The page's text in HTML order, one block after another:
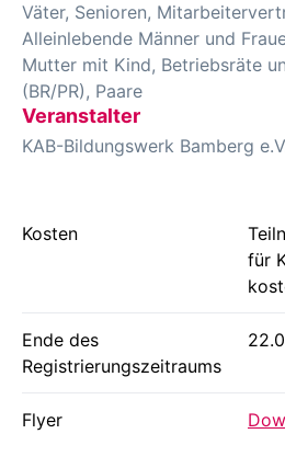
Väter, Senioren,
Alleinlebende Männer und
Mutter mit Kind, Betriebsräte
(BR/PR), Paare
Veranstalter
KAB-Bildungswerk Bamberg
Kosten
für
Ende des
Registrierungszeitraums
Flyer